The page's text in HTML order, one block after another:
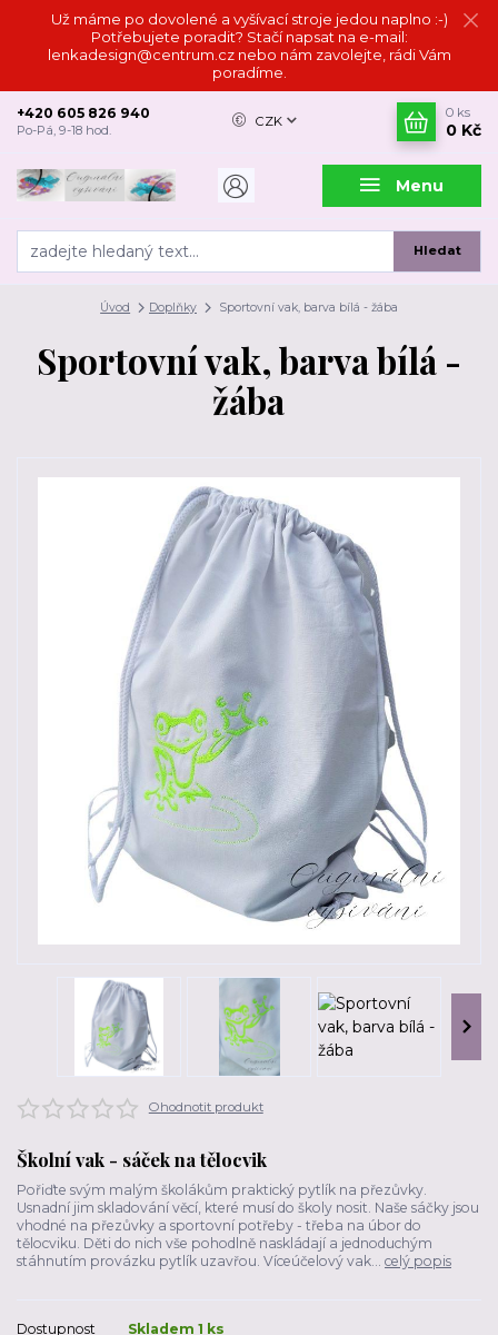
Už máme po dovolené a vyšívací stroje jedou naplno :-)
Potřebujete poradit? Stačí napsat na e-mail:
lenkadesign@centrum.cz nebo nám zavolejte, rádi Vám
poradíme.
Menu
CZK
Hledat
+420 605 826 940
Po-Pá, 9-18 hod.
0 ks
0 Kč
Úvod Doplňky Sportovní vak, barva bílá - žába
Sportovní vak, barva bílá -
žába
Ohodnotit produkt
Školní vak - sáček na tělocvik
Pořiďte svým malým školákům praktický pytlík na přezůvky.
Usnadní jim skladování věcí, které musí do školy nosit. Naše sáčky jsou
vhodné na přezůvky a sportovní potřeby - třeba na úbor do
tělocviku. Děti do nich vše pohodlně naskládají a jednoduchým
stáhnutím provázku pytlík uzavřou. Víceúčelový vak... celý popis
Dostupnost Skladem 1 ks